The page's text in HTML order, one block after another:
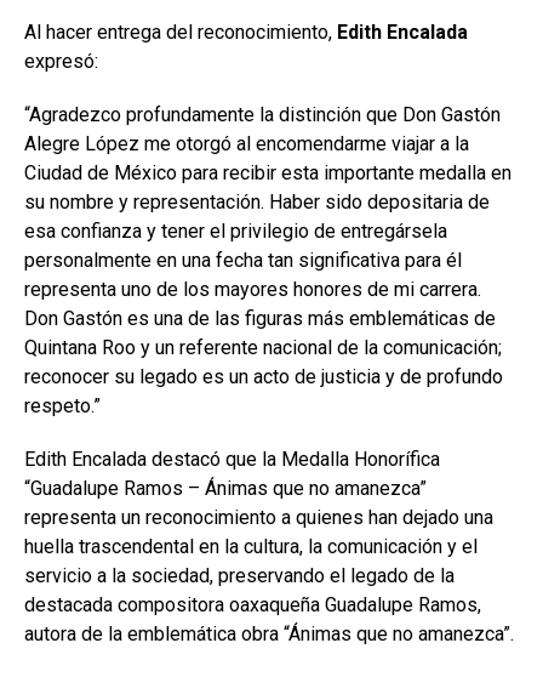
Al hacer entrega del reconocimiento, Edith Encalada
expresó:
“Agradezco profundamente la distinción que Don Gastón
Alegre López me otorgó al encomendarme viajar a la
Ciudad de México para recibir esta importante medalla en
su nombre y representación. Haber sido depositaria de
esa confianza y tener el privilegio de entregársela
personalmente en una fecha tan significativa para él
representa uno de los mayores honores de mi carrera.
Don Gastón es una de las figuras más emblemáticas de
Quintana Roo y un referente nacional de la comunicación;
reconocer su legado es un acto de justicia y de profundo
respeto.”
Edith Encalada destacó que la Medalla Honorífica
“Guadalupe Ramos – Ánimas que no amanezca”
representa un reconocimiento a quienes han dejado una
huella trascendental en la cultura, la comunicación y el
servicio a la sociedad, preservando el legado de la
destacada compositora oaxaqueña Guadalupe Ramos,
autora de la emblemática obra “Ánimas que no amanezca”.